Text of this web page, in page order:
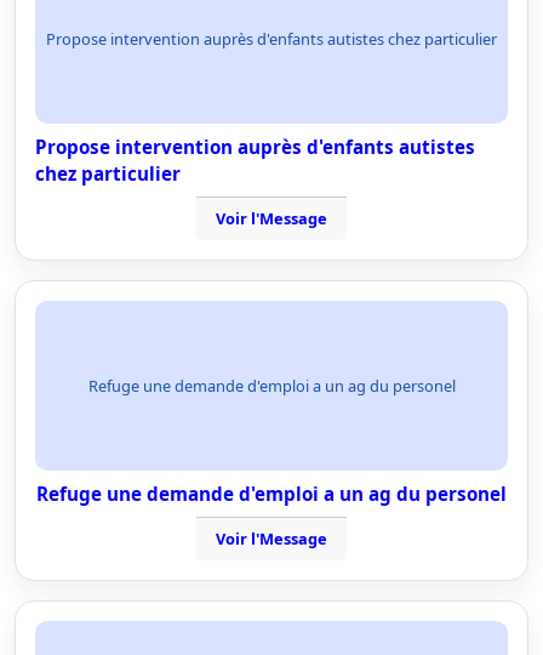
Propose intervention auprès d'enfants autistes chez particulier
Propose intervention auprès d'enfants autistes
chez particulier
Voir l'Message
Refuge une demande d'emploi a un ag du personel
Refuge une demande d'emploi a un ag du personel
Voir l'Message